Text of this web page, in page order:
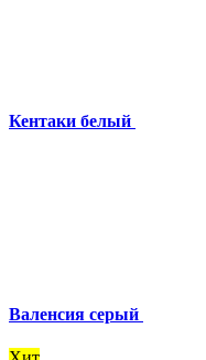
Кентаки белый
Валенсия серый